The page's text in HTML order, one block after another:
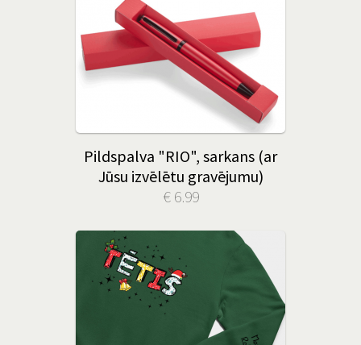
Pildspalva "RIO", sarkans (ar
Jūsu izvēlētu gravējumu)
€ 6.99